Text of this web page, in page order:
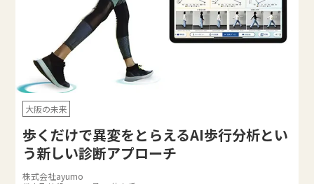
大阪の未来
歩くだけで異変をとらえるAI歩行分析とい
う新しい診断アプローチ
株式会社ayumo